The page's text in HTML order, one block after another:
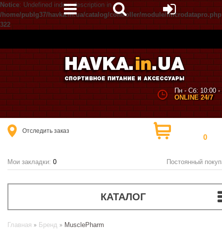
Notice: Undefined index: description in
/home/publg37/havka.in.ua/catalog/controller/module/microdatapro.php
322
Пн - Сб: 10:00 -
ONLINE 24/7
0
Отследить заказ
Мои закладки: 0 Постоянный
КАТАЛОГ
Главная Бренд MusclePharm